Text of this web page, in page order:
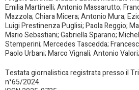
Emilia Martinelli; Antonio Massarutto;
Mazzola; Chiara Micera; Antonio Mura;
Luigi Prestinenza Puglisi; Paola Reggio;
Mario Sebastiani; Gabriella Sparano;
Stemperini; Mercedes Tascedda;
Paolo Urbani; Marco Vignali; Antonio
Testata giornalistica registrata presso il
n°65/2024.